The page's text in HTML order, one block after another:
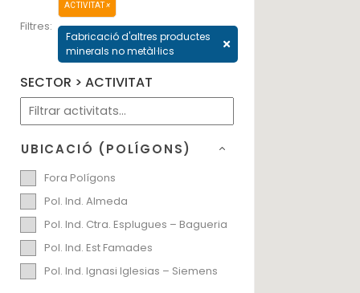
Filtres:
ACTIVITAT×
Fabricació d'altres productes
minerals no metàl·lics
SECTOR > ACTIVITAT
UBICACIÓ (POLÍGONS)
Fora Polígons
Pol. Ind. Almeda
Pol. Ind. Ctra. Esplugues – Bagueria
Pol. Ind. Est Famades
Pol. Ind. Ignasi Iglesias – Siemens